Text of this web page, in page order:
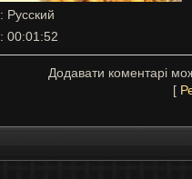
: Русский
: 00:01:52
Додавати коментарі
[